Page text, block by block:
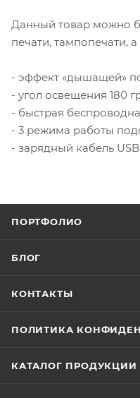
Данный товар можно
печати, тампопечати,
- эффект «дышащей»
- угол освещения 180
- быстрая
- 3 режима работы
- зарядный кабель
ПОРТФОЛИО
БЛОГ
КОНТАКТЫ
ПОЛИТИКА
КАТАЛОГ ПРОДУКЦИИ